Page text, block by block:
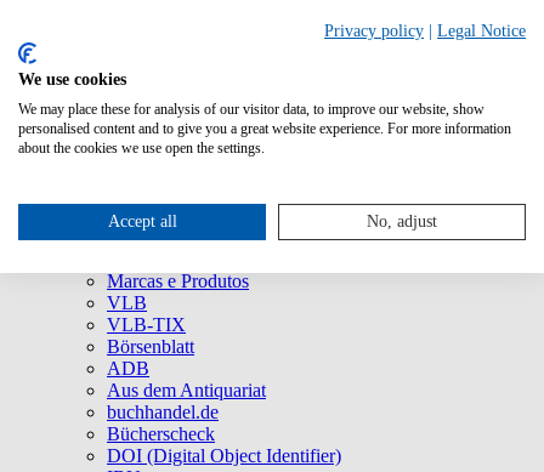
Quem Somos
Empresa
Redes Sociais
Serviço
Marcas e Produtos
VLB
VLB-TIX
Börsenblatt
ADB
Aus dem Antiquariat
buchhandel.de
Bücherscheck
DOI (Digital Object Identifier)
Privacy policy Legal Notice
We use cookies
We may place these for analysis of our visitor data, to improve our website, show
personalised content and to give you a great website experience. For more information
about the cookies we use open the settings.
Accept all No, adjust